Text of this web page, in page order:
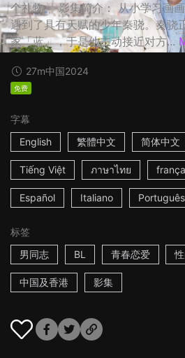
个礼物。 影集简介： 从小学习画
遇到了具有天赋的少年秦骁。秦骁
家「蓝」，于是他主动接近对方...
27m中国2024
免费
字幕
English
繁體中文 简体中文
Tiếng Việt ภาษาไทย
Español Italiano Português
标签
男同志
BL 青春恋爱
中国及香港 影集